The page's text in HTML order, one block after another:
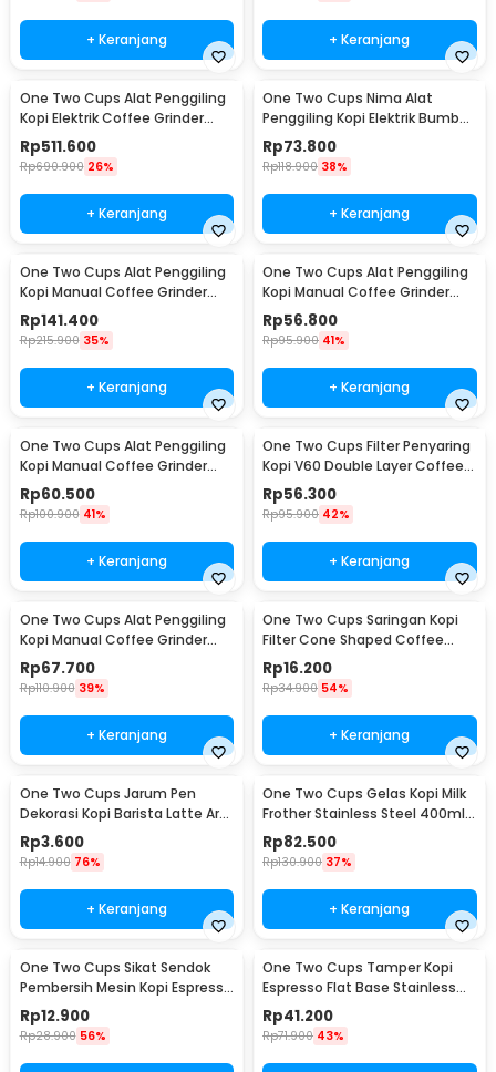
+ Keranjang + Keranjang
One Two Cups Alat Penggiling
Kopi Elektrik Coffee Grinder
Adjustable - 600N
Rp511.600
Rp690.900 26%
+ Keranjang
One Two Cups Nima Alat
Penggiling Kopi Elektrik Bumbu
Coffee Grinder - NM-8300
Rp73.800
Rp118.900 38%
+ Keranjang
One Two Cups Alat Penggiling
Kopi Manual Coffee Grinder
Wood 30g - CW85532
Rp141.400
Rp215.900 35%
+ Keranjang
One Two Cups Alat Penggiling
Kopi Manual Coffee Grinder
160ml - CF012
Rp56.800
Rp95.900 41%
+ Keranjang
One Two Cups Alat Penggiling
Kopi Manual Coffee Grinder
Adjustable - RHNHA0176
Rp60.500
Rp100.900 41%
+ Keranjang
One Two Cups Filter Penyaring
Kopi V60 Double Layer Coffee
Filter - FS-40S
Rp56.300
Rp95.900 42%
+ Keranjang
One Two Cups Alat Penggiling
Kopi Manual Coffee Grinder
Adjustable - CF4146
Rp67.700
Rp110.900 39%
+ Keranjang
One Two Cups Saringan Kopi
Filter Cone Shaped Coffee
Dripper 1 PCS - K741
Rp16.200
Rp34.900 54%
+ Keranjang
One Two Cups Jarum Pen
Dekorasi Kopi Barista Latte Art
Needle 13cm - F3F27
Rp3.600
Rp14.900 76%
+ Keranjang
One Two Cups Gelas Kopi Milk
Frother Stainless Steel 400ml -
WZ0011
Rp82.500
Rp130.900 37%
+ Keranjang
One Two Cups Sikat Sendok
Pembersih Mesin Kopi Espresso
2in1 - 8809
Rp12.900
Rp28.900 56%
One Two Cups Tamper Kopi
Espresso Flat Base Stainless
Steel 51mm - SS51
Rp41.200
Rp71.900 43%